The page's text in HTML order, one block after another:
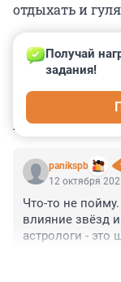
отдыхать и
panikspb
Получай
задания!
12 октября
Что-то не
влияние звёзд
астрологи - это